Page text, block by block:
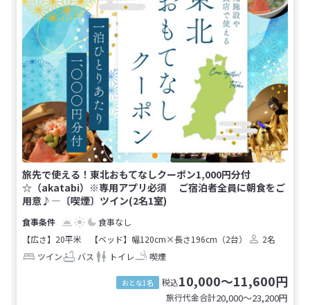
旅先で使える！東北おもてなしクーポン1,000円分付
☆（akatabi）※専用アプリ必須 ご宿泊者全員に朝食をご
用意♪―〔喫煙〕ツイン(2名1室)
食事なし
【広さ】20平米
【ベッド】幅120cm×長さ196cm（2台）
2名
ツイン
バス トイレ 喫煙
おとな1名 税込10,000～11,600円
旅行代金合計20,000〜23,200円